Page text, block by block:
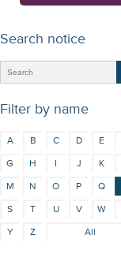
Search notice
Filter by name
A B C D E
G
H I J K
M
N O P Q
S
T U V W
Y
Z All